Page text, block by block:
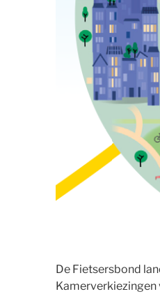
De Fietsersbond
Kamerverkiezingen